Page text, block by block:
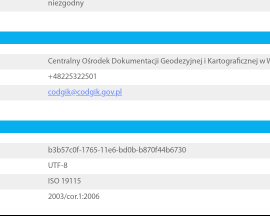
niezgodny
Centralny Ośrodek Dokumentacji Geodezyjnej i Kartograficznej w
+48225322501
codgik@codgik.gov.pl
b3b57c0f-1765-11e6-bd0b-b870f44b6730
UTF-8
ISO 19115
2003/cor.1:2006